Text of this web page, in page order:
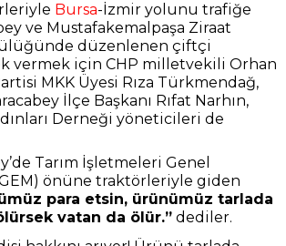
Bursa-İzmir yolunu trafiğe
ve Mustafakemalpaşa Ziraat
düzenlenen çiftçi
vermek için CHP milletvekili Orhan
MKK Üyesi Rıza Türkmendağ,
İlçe Başkanı Rıfat Narhın,
Derneği yöneticileri de
Tarım İşletmeleri Genel
önüne traktörleriyle giden
para etsin, ürünümüz tarlada
vatan da ölür.” dediler.